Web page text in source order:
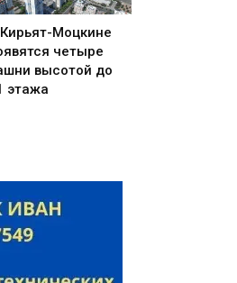
Моцкине
четыре
высотой до
этажа